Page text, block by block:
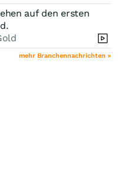
auf den ersten
mehr Branchennachrichten »